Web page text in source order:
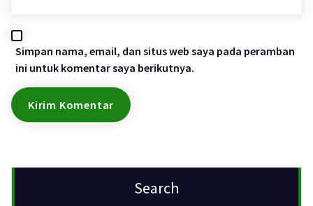
Simpan nama, email, dan situs web saya pada peramban
ini untuk komentar saya berikutnya.
Search